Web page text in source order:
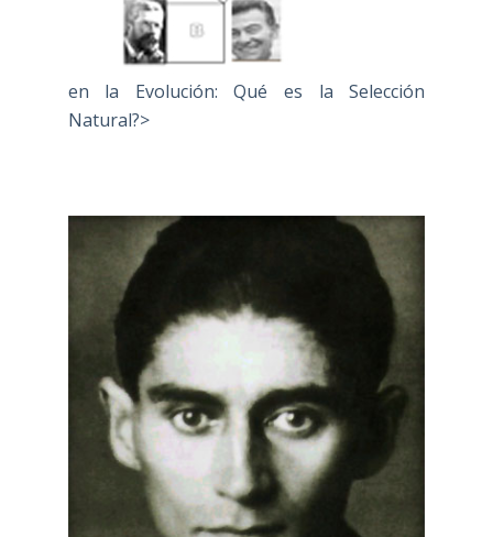
en la Evolución: Qué es la Selección
Natural?>